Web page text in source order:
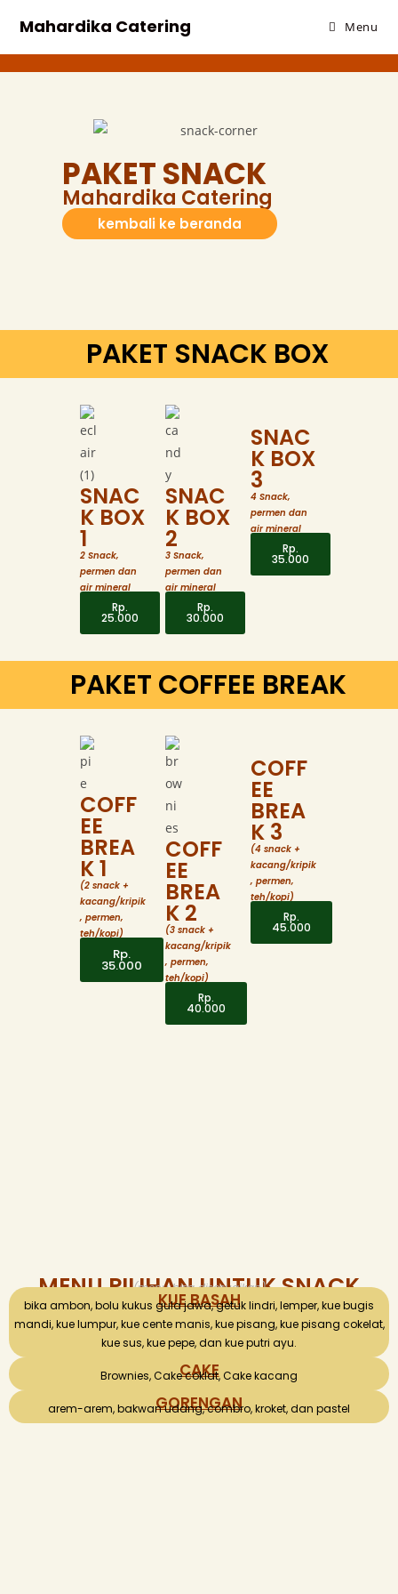
Mahardika Catering Menu
PAKET SNACK
Mahardika Catering
kembali ke beranda
PAKET SNACK BOX
SNAC
K BOX
1
2 Snack,
permen dan
air mineral
Rp.
25.000
SNAC
K BOX
2
3 Snack,
permen dan
air mineral
Rp.
30.000
SNAC
K BOX
3
4 Snack,
permen dan
air mineral
Rp.
35.000
PAKET COFFEE BREAK
COFF
EE
BREA
K 1
(2 snack +
kacang/kripik
, permen,
teh/kopi)
Rp.
35.000
COFF
EE
BREA
K 2
(3 snack +
kacang/kripik
, permen,
teh/kopi)
Rp.
40.000
COFF
EE
BREA
K 3
(4 snack +
kacang/kripik
, permen,
teh/kopi)
Rp.
45.000
MENU PILIHAN UNTUK SNACK
(menu bisa disesuaikan)
KUE BASAH
bika ambon, bolu kukus gula jawa, getuk lindri, lemper, kue bugis
mandi, kue lumpur, kue cente manis, kue pisang, kue pisang cokelat,
kue sus, kue pepe, dan kue putri ayu.
CAKE
Brownies, Cake coklat, Cake kacang
GORENGAN
arem-arem, bakwan udang, combro, kroket, dan pastel